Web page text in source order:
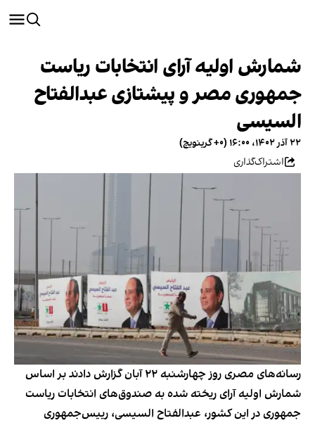
شمارش اولیه آرای انتخابات ریاست
جمهوری مصر و پیشتازی عبدالفتاح
السیسی
۲۲ آذر ۱۴۰۲، ۱۶:۰۰ (‎+۰ گرینویچ)
اشتراک‌گذاری
رسانه‌های مصری روز چهارشنبه ۲۲ آبان گزارش دادند بر اساس
شمارش اولیه آرای ریخته شده به صندوق‌های انتخابات ریاست
جمهوری در این کشور، عبدالفتاح السیسی، رییس‌جمهوری